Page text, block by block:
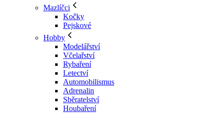
Mazlíčci
Kočky
Pejskové
Hobby
Modelářství
Včelařství
Rybaření
Letectví
Automobilismus
Adrenalin
Sběratelství
Houbaření